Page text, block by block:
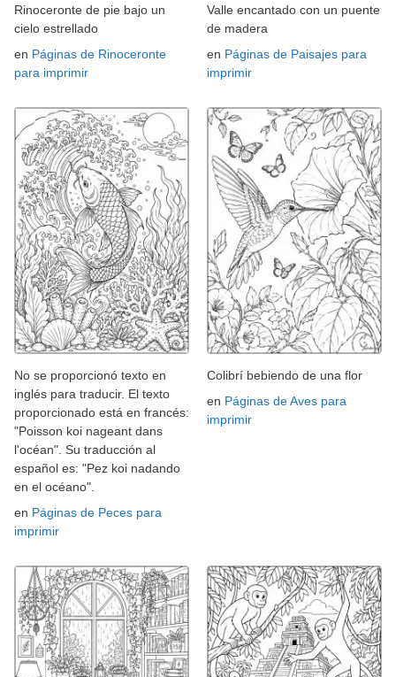
Rinoceronte de pie bajo un
cielo estrellado
en Páginas de Rinoceronte
para imprimir
Valle encantado con un puente
de madera
en Páginas de Paisajes para
imprimir
No se proporcionó texto en
inglés para traducir. El texto
proporcionado está en francés:
"Poisson koi nageant dans
l'océan". Su traducción al
español es: "Pez koi nadando
en el océano".
en Páginas de Peces para
imprimir
Colibrí bebiendo de una flor
en Páginas de Aves para
imprimir